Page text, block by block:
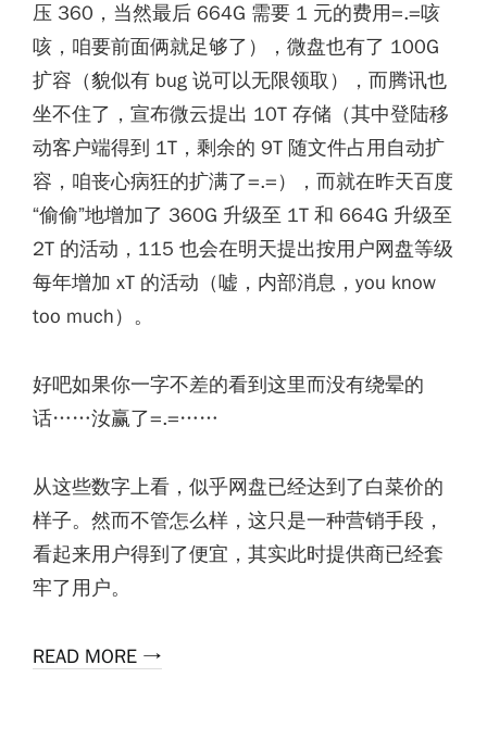
压 360，当然最后 664G 需要 1 元的费用=.=咳
咳，咱要前面俩就足够了），微盘也有了 100G
扩容（貌似有 bug 说可以无限领取），而腾讯也
坐不住了，宣布微云提出 10T 存储（其中登陆移
动客户端得到 1T，剩余的 9T 随文件占用自动扩
容，咱丧心病狂的扩满了=.=），而就在昨天百度
“偷偷”地增加了 360G 升级至 1T 和 664G 升级至
2T 的活动，115 也会在明天提出按用户网盘等级
每年增加 xT 的活动（嘘，内部消息，you know
too much）。
好吧如果你一字不差的看到这里而没有绕晕的
话……汝赢了=.=……
从这些数字上看，似乎网盘已经达到了白菜价的
样子。然而不管怎么样，这只是一种营销手段，
看起来用户得到了便宜，其实此时提供商已经套
牢了用户。
READ MORE →